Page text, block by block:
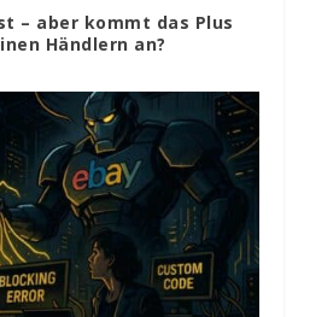
– aber kommt das Plus
Händlern an?